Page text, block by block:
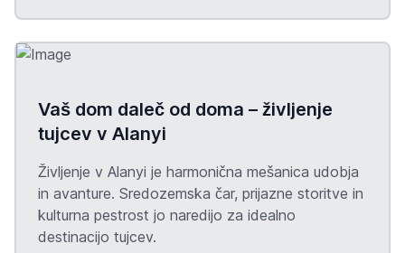
Vaš dom daleč od doma – življenje
tujcev v Alanyi
Življenje v Alanyi je harmonična mešanica udobja
in avanture. Sredozemska čar, prijazne storitve in
kulturna pestrost jo naredijo za idealno
destinacijo tujcev.